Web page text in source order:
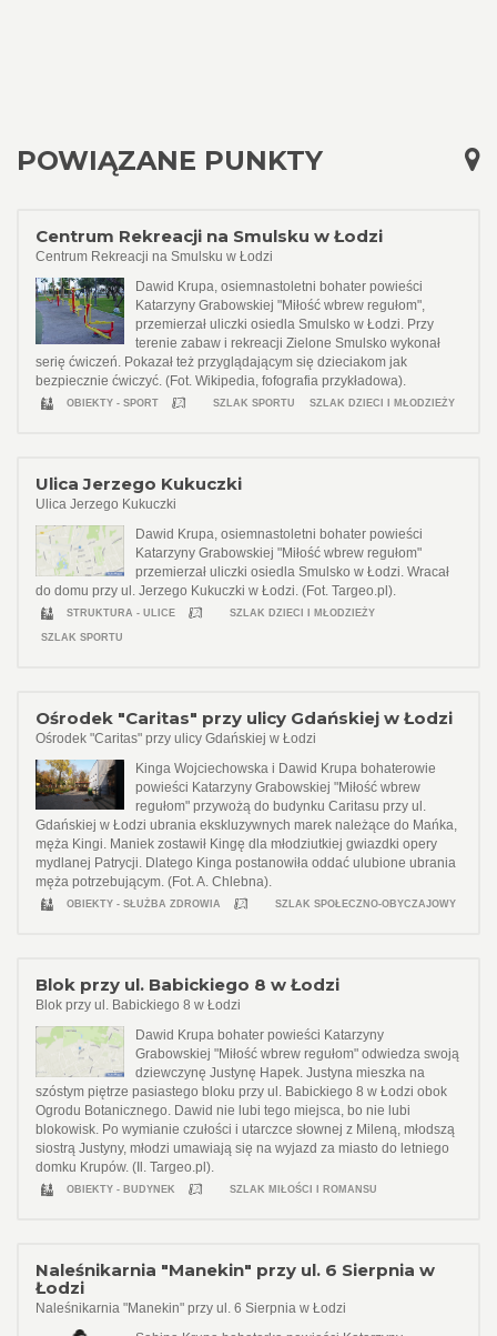
POWIĄZANE PUNKTY
Centrum Rekreacji na Smulsku w Łodzi
Centrum Rekreacji na Smulsku w Łodzi
Dawid Krupa, osiemnastoletni bohater powieści
Katarzyny Grabowskiej "Miłość wbrew regułom",
przemierzał uliczki osiedla Smulsko w Łodzi. Przy
terenie zabaw i rekreacji Zielone Smulsko wykonał
serię ćwiczeń. Pokazał też przyglądającym się dzieciakom jak
bezpiecznie ćwiczyć. (Fot. Wikipedia, fofografia przykładowa).
OBIEKTY - SPORT SZLAK SPORTU SZLAK DZIECI I MŁODZIEŻY
Ulica Jerzego Kukuczki
Ulica Jerzego Kukuczki
Dawid Krupa, osiemnastoletni bohater powieści
Katarzyny Grabowskiej "Miłość wbrew regułom"
przemierzał uliczki osiedla Smulsko w Łodzi. Wracał
do domu przy ul. Jerzego Kukuczki w Łodzi. (Fot. Targeo.pl).
STRUKTURA - ULICE SZLAK DZIECI I MŁODZIEŻY
SZLAK SPORTU
Ośrodek "Caritas" przy ulicy Gdańskiej w Łodzi
Ośrodek "Caritas" przy ulicy Gdańskiej w Łodzi
Kinga Wojciechowska i Dawid Krupa bohaterowie
powieści Katarzyny Grabowskiej "Miłość wbrew
regułom" przywożą do budynku Caritasu przy ul.
Gdańskiej w Łodzi ubrania ekskluzywnych marek należące do Mańka,
męża Kingi. Maniek zostawił Kingę dla młodziutkiej gwiazdki opery
mydlanej Patrycji. Dlatego Kinga postanowiła oddać ulubione ubrania
męża potrzebującym. (Fot. A. Chlebna).
OBIEKTY - SŁUŻBA ZDROWIA SZLAK SPOŁECZNO-OBYCZAJOWY
Blok przy ul. Babickiego 8 w Łodzi
Blok przy ul. Babickiego 8 w Łodzi
Dawid Krupa bohater powieści Katarzyny
Grabowskiej "Miłość wbrew regułom" odwiedza swoją
dziewczynę Justynę Hapek. Justyna mieszka na
szóstym piętrze pasiastego bloku przy ul. Babickiego 8 w Łodzi obok
Ogrodu Botanicznego. Dawid nie lubi tego miejsca, bo nie lubi
blokowisk. Po wymianie czułości i utarczce słownej z Mileną, młodszą
siostrą Justyny, młodzi umawiają się na wyjazd za miasto do letniego
domku Krupów. (Il. Targeo.pl).
OBIEKTY - BUDYNEK SZLAK MIŁOŚCI I ROMANSU
Naleśnikarnia "Manekin" przy ul. 6 Sierpnia w
Łodzi
Naleśnikarnia "Manekin" przy ul. 6 Sierpnia w Łodzi